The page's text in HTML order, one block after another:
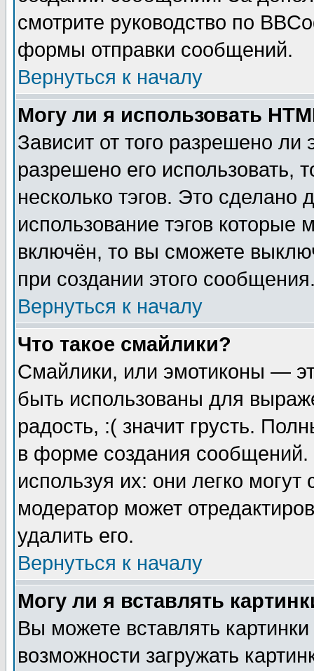
смотрите руководство по
формы отправки сообщений.
Вернуться к началу
Могу ли я использовать
Зависит от того разрешено
разрешено его использовать,
несколько тэгов. Это сделано
использование тэгов
включён, то вы сможете
при создании этого
Вернуться к началу
Что такое смайлики?
Смайлики, или эмотиконы —
быть использованы для
радость, :( значит грусть.
в форме создания сообщений.
используя их: они легко
модератор может
удалить его.
Вернуться к началу
Могу ли я вставлять
Вы можете вставлять
возможности загружать